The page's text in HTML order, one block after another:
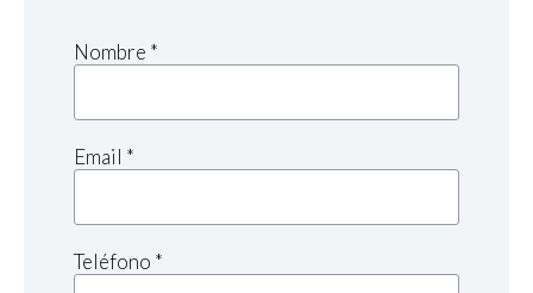
Nombre *
Email *
Teléfono *